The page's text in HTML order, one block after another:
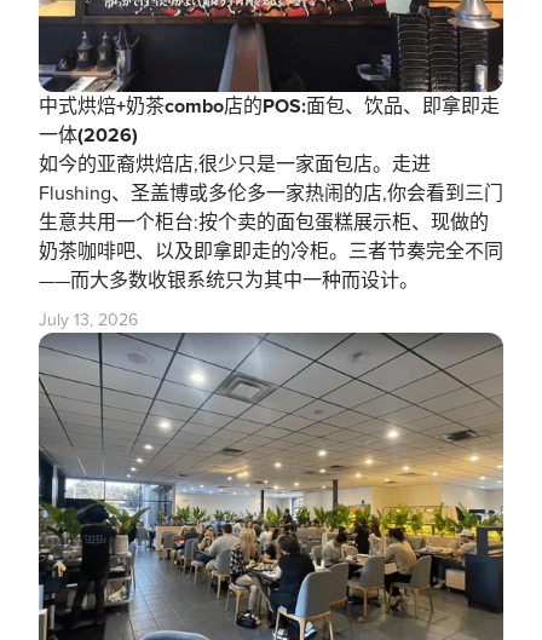
中式烘焙+奶茶combo店的POS:面包、饮品、即拿即走
一体(2026)
如今的亚裔烘焙店,很少只是一家面包店。走进
Flushing、圣盖博或多伦多一家热闹的店,你会看到三门
生意共用一个柜台:按个卖的面包蛋糕展示柜、现做的
奶茶咖啡吧、以及即拿即走的冷柜。三者节奏完全不同
——而大多数收银系统只为其中一种而设计。
July 13, 2026